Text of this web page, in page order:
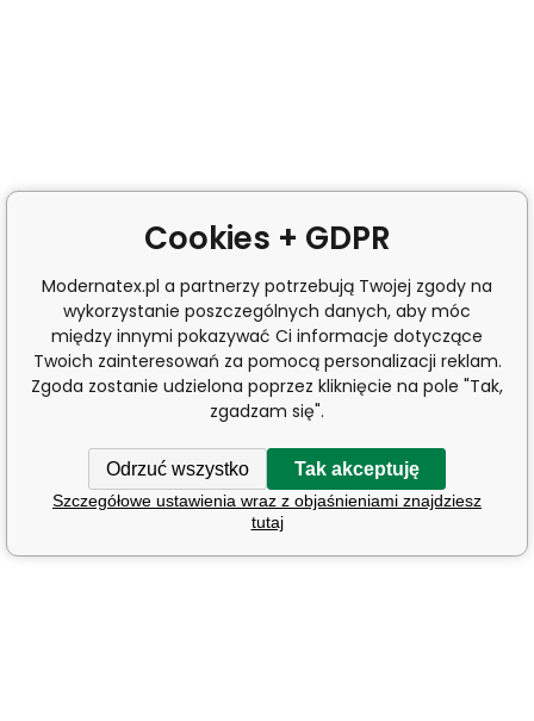
Cookies + GDPR
Modernatex.pl a partnerzy potrzebują Twojej zgody na
wykorzystanie poszczególnych danych, aby móc
między innymi pokazywać Ci informacje dotyczące
Twoich zainteresowań za pomocą personalizacji reklam.
Zgoda zostanie udzielona poprzez kliknięcie na pole "Tak,
zgadzam się".
Odrzuć wszystko Tak akceptuję
Szczegółowe ustawienia wraz z objaśnieniami znajdziesz
tutaj